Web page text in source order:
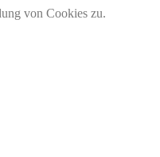
von Cookies zu.